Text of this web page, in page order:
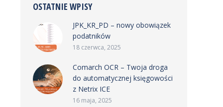
OSTATNIE WPISY
JPK_KR_PD – nowy obowiązek
podatników
18 czerwca, 2025
Comarch OCR – Twoja droga
do automatycznej księgowości
z Netrix ICE
16 maja, 2025